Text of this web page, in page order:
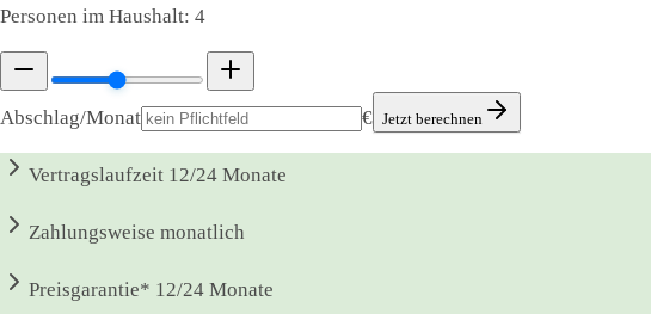
Personen im Haushalt: 4
Abschlag/Monat € Jetzt berechnen
Vertragslaufzeit 12/24 Monate
Zahlungsweise monatlich
Preisgarantie* 12/24 Monate